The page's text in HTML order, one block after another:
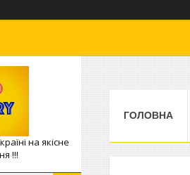
на якісне
!!!
ГОЛОВНА